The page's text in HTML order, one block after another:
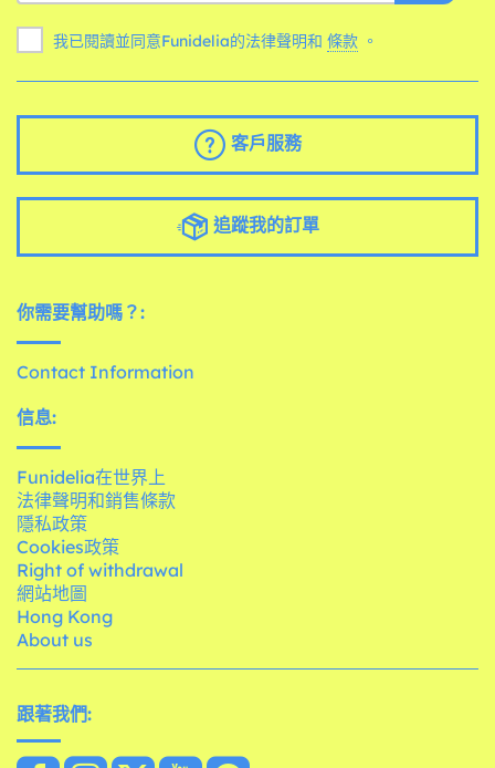
我已閱讀並同意Funidelia的法律聲明和 條款 。
客戶服務
追蹤我的訂單
你需要幫助嗎？:
Contact Information
信息:
Funidelia在世界上
法律聲明和銷售條款
隱私政策
Cookies政策
Right of withdrawal
網站地圖
Hong Kong
About us
跟著我們: